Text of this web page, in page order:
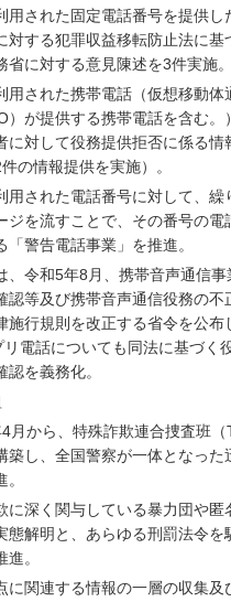
用された固定電話番号を提供し
対する犯罪収益移転防止法に基
省に対する意見陳述を3件実施。
用された携帯電話（仮想移動体
）が提供する携帯電話を含む
に対して役務提供拒否に係る情
件の情報提供を実施）。
用された電話番号に対して、繰
ジを流すことで、その番号の電
「警告電話事業」を推進。
、令和5年8月、携帯音声通信
認等及び携帯音声通信役務の不
施行規則を改正する省令を公布
リ電話についても同法に基づく
認を義務化。
月から、特殊詐欺連合捜査班
築し、全国警察が一体となった
に深く関与している暴力団や匿
態解明と、あらゆる刑罰法令を
進。
に関連する情報の一層の収集及